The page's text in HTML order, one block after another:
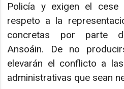
Policía y exigen el cese
respeto a la
concretas por parte
Ansoáin. De no
elevarán el conflicto a
administrativas que sean